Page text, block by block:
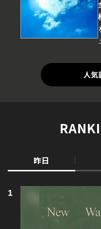
人気
昨日